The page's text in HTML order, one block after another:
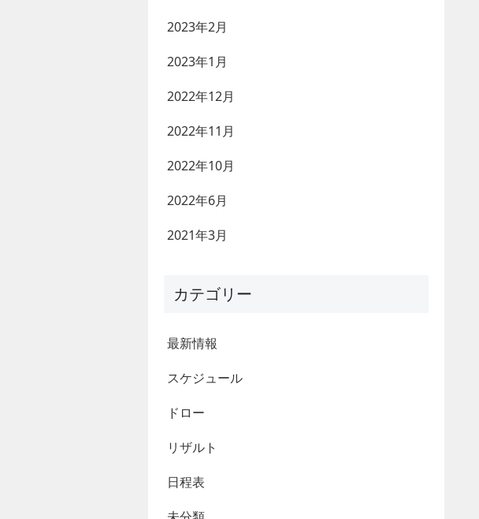
2023年2月
2023年1月
2022年12月
2022年11月
2022年10月
2022年6月
2021年3月
カテゴリー
最新情報
スケジュール
ドロー
リザルト
日程表